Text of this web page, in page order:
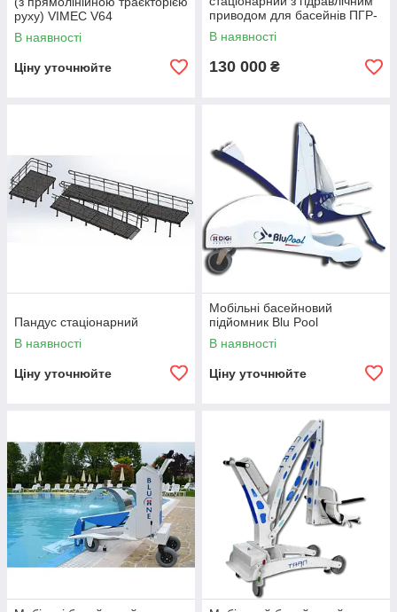
руху) VIMEC V64
В наявності
Ціну уточнюйте
приводом для басейнів ПГР-
120 ГО
В наявності
130 000 ₴
Пандус стаціонарний
В наявності
Ціну уточнюйте
Мобільні басейновий
підйомник Blu Pool
В наявності
Ціну уточнюйте